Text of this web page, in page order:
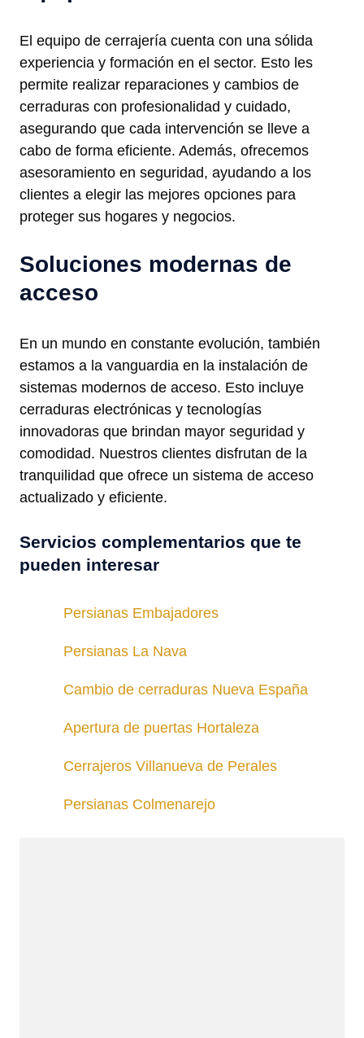
El equipo de cerrajería cuenta con una sólida
experiencia y formación en el sector. Esto les
permite realizar reparaciones y cambios de
cerraduras con profesionalidad y cuidado,
asegurando que cada intervención se lleve a
cabo de forma eficiente. Además, ofrecemos
asesoramiento en seguridad, ayudando a los
clientes a elegir las mejores opciones para
proteger sus hogares y negocios.
Soluciones modernas de
acceso
En un mundo en constante evolución, también
estamos a la vanguardia en la instalación de
sistemas modernos de acceso. Esto incluye
cerraduras electrónicas y tecnologías
innovadoras que brindan mayor seguridad y
comodidad. Nuestros clientes disfrutan de la
tranquilidad que ofrece un sistema de acceso
actualizado y eficiente.
Servicios complementarios que te
pueden interesar
Persianas Embajadores
Persianas La Nava
Cambio de cerraduras Nueva España
Apertura de puertas Hortaleza
Cerrajeros Villanueva de Perales
Persianas Colmenarejo